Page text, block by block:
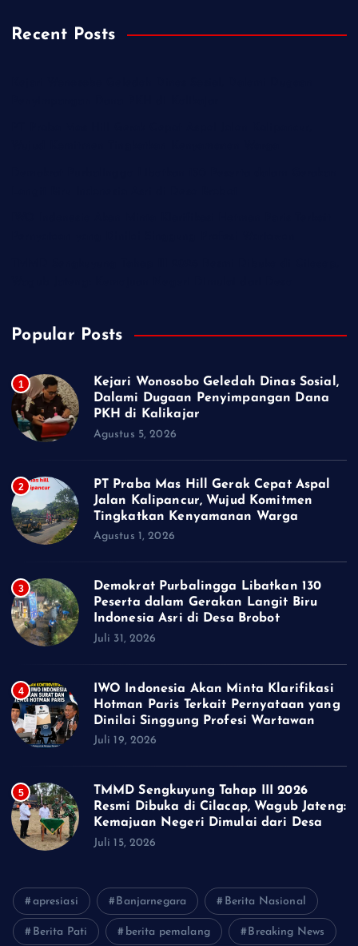
Recent Posts
Popular Posts
1
Kejari Wonosobo Geledah Dinas Sosial,
Dalami Dugaan Penyimpangan Dana
PKH di Kalikajar
Agustus 5, 2026
2
PT Praba Mas Hill Gerak Cepat Aspal
Jalan Kalipancur, Wujud Komitmen
Tingkatkan Kenyamanan Warga
Agustus 1, 2026
3
Demokrat Purbalingga Libatkan 130
Peserta dalam Gerakan Langit Biru
Indonesia Asri di Desa Brobot
Juli 31, 2026
4
IWO Indonesia Akan Minta Klarifikasi
Hotman Paris Terkait Pernyataan yang
Dinilai Singgung Profesi Wartawan
Juli 19, 2026
5
TMMD Sengkuyung Tahap III 2026
Resmi Dibuka di Cilacap, Wagub Jateng:
Kemajuan Negeri Dimulai dari Desa
Juli 15, 2026
apresiasi Banjarnegara Berita Nasional
Berita Pati berita pemalang Breaking News